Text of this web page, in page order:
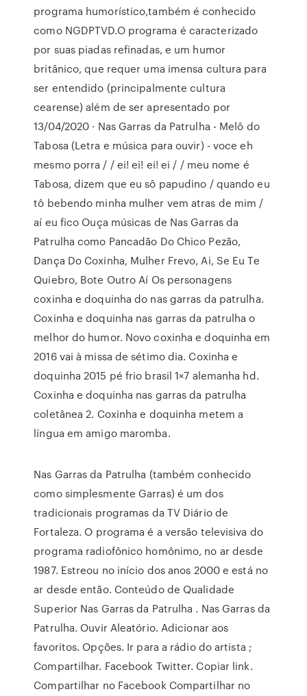
programa humorístico,também é conhecido
como NGDPTVD.O programa é caracterizado
por suas piadas refinadas, e um humor
britânico, que requer uma imensa cultura para
ser entendido (principalmente cultura
cearense) além de ser apresentado por
13/04/2020 · Nas Garras da Patrulha - Melô do
Tabosa (Letra e música para ouvir) - voce eh
mesmo porra / / ei! ei! ei! ei / / meu nome é
Tabosa, dizem que eu sô papudino / quando eu
tô bebendo minha mulher vem atras de mim /
aí eu fico Ouça músicas de Nas Garras da
Patrulha como Pancadão Do Chico Pezão,
Dança Do Coxinha, Mulher Frevo, Ai, Se Eu Te
Quiebro, Bote Outro Aí Os personagens
coxinha e doquinha do nas garras da patrulha.
Coxinha e doquinha nas garras da patrulha o
melhor do humor. Novo coxinha e doquinha em
2016 vai à missa de sétimo dia. Coxinha e
doquinha 2015 pé frio brasil 1×7 alemanha hd.
Coxinha e doquinha nas garras da patrulha
coletânea 2. Coxinha e doquinha metem a
língua em amigo maromba.
Nas Garras da Patrulha (também conhecido
como simplesmente Garras) é um dos
tradicionais programas da TV Diário de
Fortaleza. O programa é a versão televisiva do
programa radiofônico homônimo, no ar desde
1987. Estreou no início dos anos 2000 e está no
ar desde então. Conteúdo de Qualidade
Superior Nas Garras da Patrulha . Nas Garras da
Patrulha. Ouvir Aleatório. Adicionar aos
favoritos. Opções. Ir para a rádio do artista ;
Compartilhar. Facebook Twitter. Copiar link.
Compartilhar no Facebook Compartilhar no